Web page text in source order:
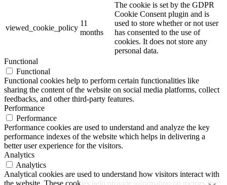
viewed_cookie_policy
11
months
The cookie is set by the GDPR
Cookie Consent plugin and is
used to store whether or not user
has consented to the use of
cookies. It does not store any
personal data.
Functional
Functional
Functional cookies help to perform certain functionalities like
sharing the content of the website on social media platforms, collect
feedbacks, and other third-party features.
Performance
Performance
Performance cookies are used to understand and analyze the key
performance indexes of the website which helps in delivering a
better user experience for the visitors.
Analytics
Analytics
Analytical cookies are used to understand how visitors interact with